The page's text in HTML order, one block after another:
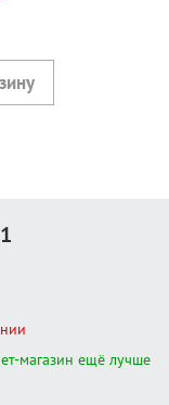
магазин ещё лучше